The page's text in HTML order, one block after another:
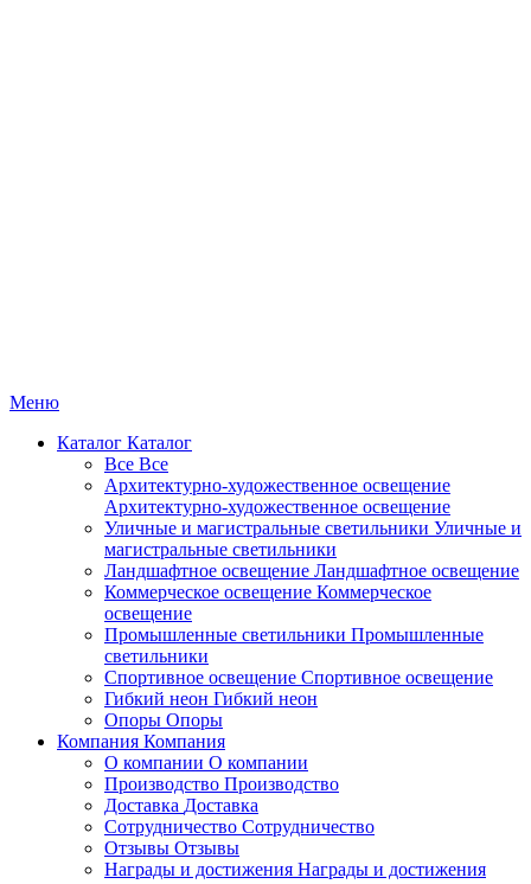
Меню
Каталог Каталог
Все Все
Архитектурно-художественное освещение
Архитектурно-художественное освещение
Уличные и магистральные светильники Уличные и
магистральные светильники
Ландшафтное освещение Ландшафтное освещение
Коммерческое освещение Коммерческое
освещение
Промышленные светильники Промышленные
светильники
Спортивное освещение Спортивное освещение
Гибкий неон Гибкий неон
Опоры Опоры
Компания Компания
О компании О компании
Производство Производство
Доставка Доставка
Сотрудничество Сотрудничество
Отзывы Отзывы
Награды и достижения Награды и достижения